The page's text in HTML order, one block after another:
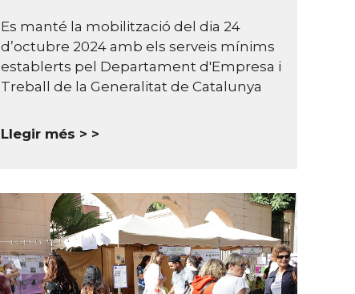
Es manté la mobilització del dia 24
d’octubre 2024 amb els serveis mínims
establerts pel Departament d'Empresa i
Treball de la Generalitat de Catalunya
Llegir més >